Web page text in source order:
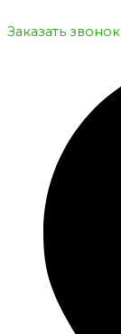
Заказать звонок